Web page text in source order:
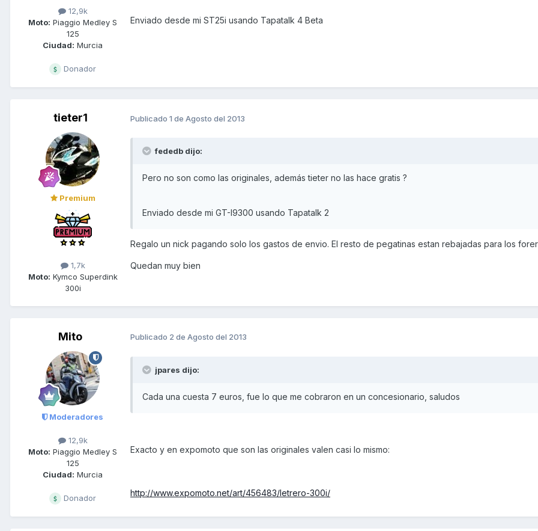
12,9k
Moto: Piaggio Medley S
125
Ciudad: Murcia
Donador
Enviado desde mi ST25i usando Tapatalk 4 Beta
tieter1
Premium
1,7k
Moto: Kymco Superdink
300i
Publicado 1 de Agosto del 2013
fededb dijo:
Pero no son como las originales, además tieter no las hace gratis ?
Enviado desde mi GT-I9300 usando Tapatalk 2
Regalo un nick pagando solo los gastos de envio. El resto de pegatinas estan rebajadas para los
Quedan muy bien
Mito
Moderadores
12,9k
Moto: Piaggio Medley S
125
Ciudad: Murcia
Donador
Publicado 2 de Agosto del 2013
jpares dijo:
Cada una cuesta 7 euros, fue lo que me cobraron en un concesionario, saludos
Exacto y en expomoto que son las originales valen casi lo mismo:
http://www.expomoto.net/art/456483/letrero-300i/